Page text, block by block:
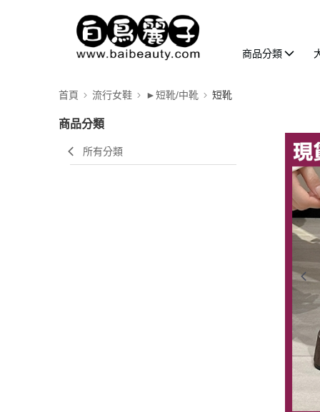
商品分類
首頁 流行女鞋 ►短靴/中靴 短靴
商品分類
所有分類